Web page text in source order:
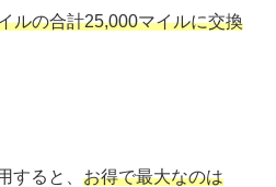
ルの合計25,000マイルに交換
すると、 お得で最大なのは